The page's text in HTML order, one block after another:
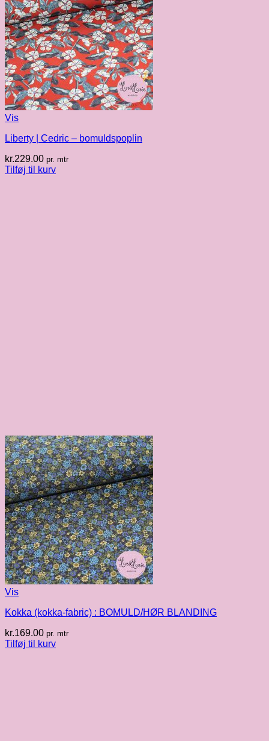
Vis
Liberty | Cedric – bomuldspoplin
kr.229.00 pr. mtr
Tilføj til kurv
Vis
Kokka (kokka-fabric) : BOMULD/HØR BLANDING
kr.169.00 pr. mtr
Tilføj til kurv